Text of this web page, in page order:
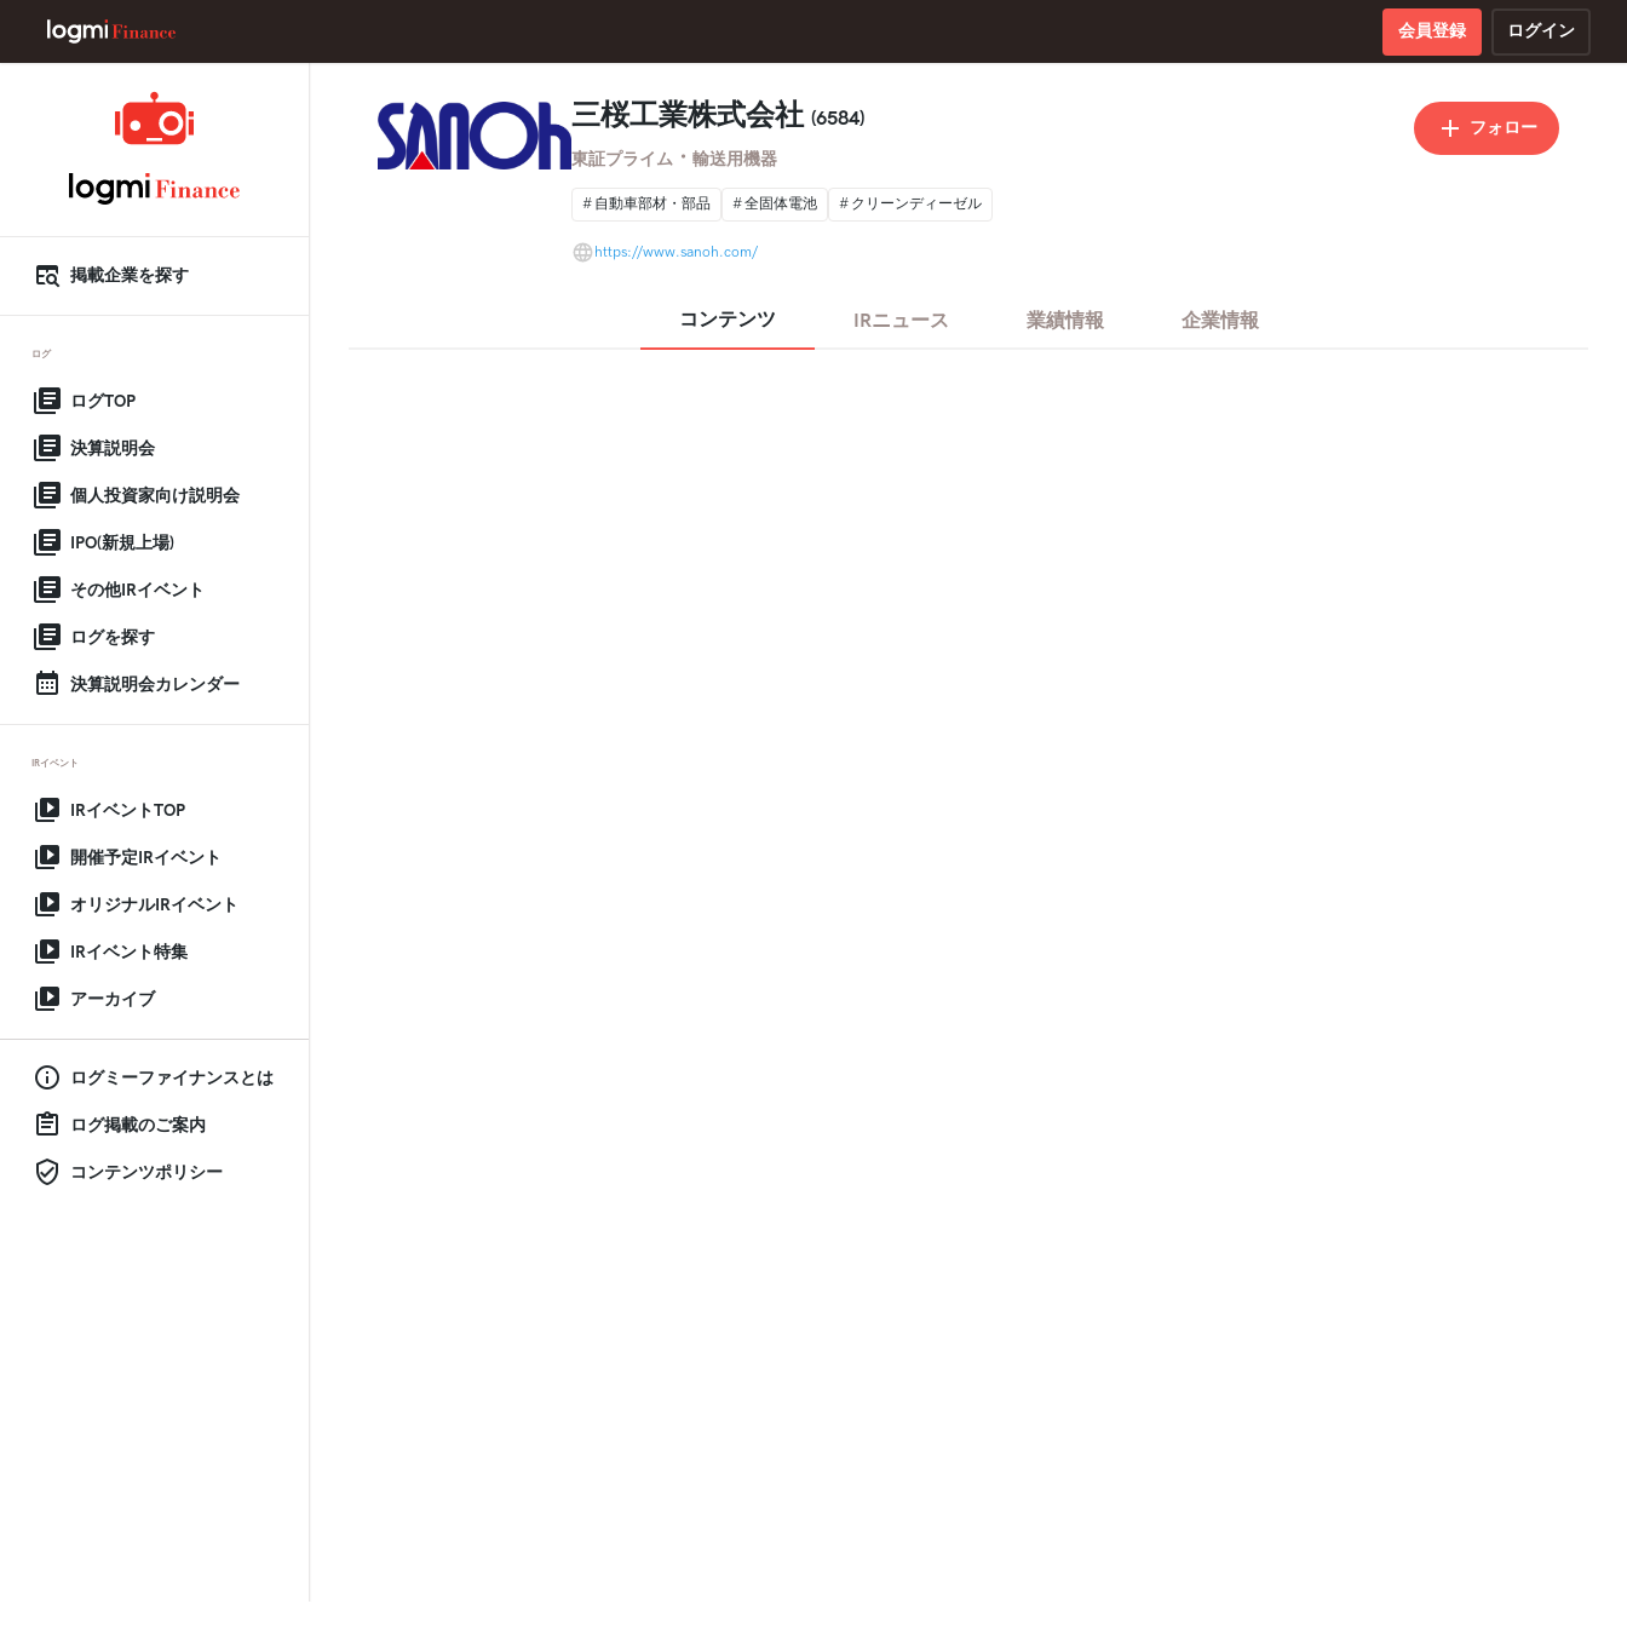
会員登録 ログイン
掲載企業を探す
ログ
ログTOP
決算説明会
個人投資家向け説明会
IPO(新規上場)
その他IRイベント
ログを探す
決算説明会カレンダー
IRイベント
IRイベントTOP
開催予定IRイベント
オリジナルIRイベント
IRイベント特集
アーカイブ
ログミーファイナンスとは
ログ掲載のご案内
コンテンツポリシー
三桜工業株式会社 (6584)
東証プライム ・ 輸送用機器
フォロー
自動車部材・部品 全固体電池 クリーンディーゼル
https://www.sanoh.com/
コンテンツ IRニュース 業績情報 企業情報